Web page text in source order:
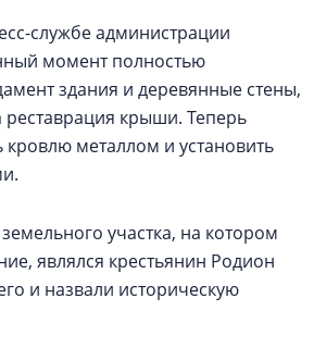
службе администрации
момент полностью
здания и деревянные стены,
реставрация крыши. Теперь
кровлю металлом и установить
участка, на котором
являлся крестьянин Родион
и назвали историческую